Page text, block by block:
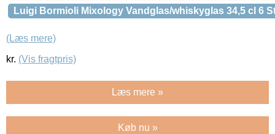
Luigi Bormioli Mixology Vandglas/whiskyglas 34,5 cl 6
(Læs mere)
kr. (Vis fragtpris)
Læs mere »
Køb nu »